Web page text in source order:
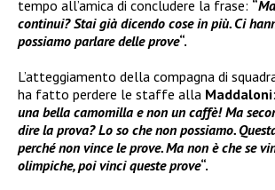
tempo all’amica di concludere la frase: “
continui? Stai già dicendo cose in più. Ci
possiamo parlare delle prove“.
L’atteggiamento della compagna di
ha fatto perdere le staffe alla Maddaloni:
una bella camomilla e non un caffè! Ma
dire la prova? Lo so che non possiamo.
perché non vince le prove. Ma non è che se
olimpiche, poi vinci queste prove“.